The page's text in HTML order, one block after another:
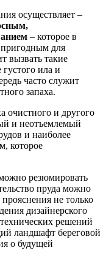
осуществляет –
– которое в
пригодным для
вызвать такие
ила и
часто служит
запаха.
очистного и другого
и неотъемлемый
и наиболее
которое
резюмировать
пруда можно
не только
дизайнерского
решений
ландшафт береговой
о будущей